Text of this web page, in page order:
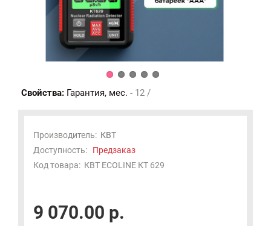
Свойства: Гарантия, мес. - 12 /
Производитель: КВТ
Доступность: Предзаказ
Код товара: КВТ ECOLINE КТ 629
9 070.00 р.